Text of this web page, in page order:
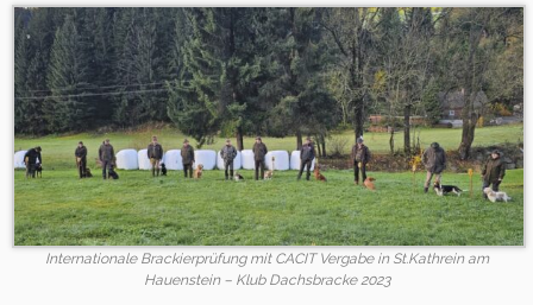
Internationale Brackierprüfung mit CACIT Vergabe in St.Kathrein am
Hauenstein – Klub Dachsbracke 2023